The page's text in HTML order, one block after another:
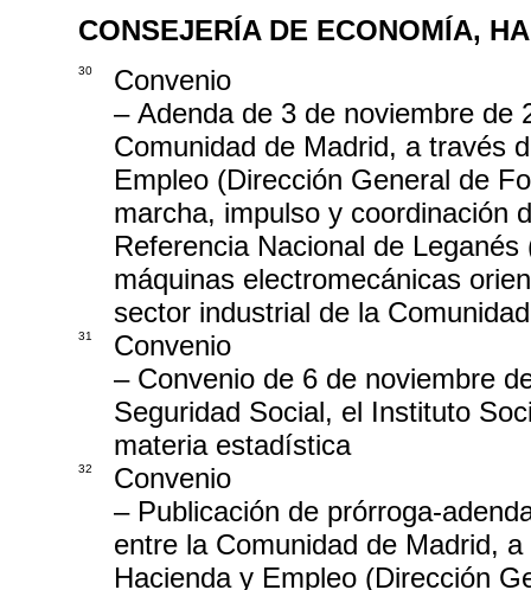
CONSEJERÍA DE ECONOMÍA,
30
Convenio
– Adenda de 3 de noviembre de
Comunidad de Madrid, a través
Empleo (Dirección General de
marcha, impulso y coordinación
Referencia Nacional de
máquinas electromecánicas
sector industrial de la
31
Convenio
– Convenio de 6 de noviembre
Seguridad Social, el Instituto
materia estadística
32
Convenio
– Publicación de prórroga-
entre la Comunidad de Madrid,
Hacienda y Empleo (Dirección